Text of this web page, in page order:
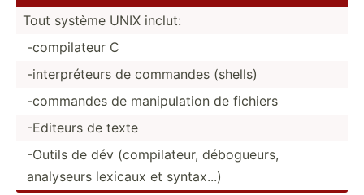
Tout système UNIX inclut:
-compi­lateur C
-inter­pré­teurs de commandes (shells)
-commandes de manipu­lation de fichiers
-Editeurs de texte
-Outils de dév (compi­lateur, débogu­eurs,
analyseurs lexicaux et syntax...)